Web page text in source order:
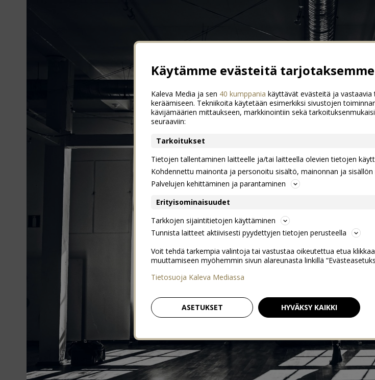
Käytämme evästeitä
Kaleva Media ja sen 40 kumppania käyttävät evästeitä ja
keräämiseen. Tekniikoita käytetään esimerkiksi sivustojen
kävijämäärien mittaukseen, markkinointiin sekä
seuraaviin:
Tarkoitukset
Tietojen tallentaminen laitteelle ja/tai laitteella olevien tietojen
Kohdennettu mainonta ja personoitu sisältö, mainonnan ja
Palvelujen kehittäminen ja parantaminen
Erityisominaisuudet
Tarkkojen sijaintitietojen käyttäminen
Tunnista laitteet aktiivisesti pyydettyjen tietojen perusteella
Voit tehdä tarkempia valintoja tai vastustaa oikeutettua etua
muuttamiseen myöhemmin sivun alareunasta linkillä
Tietosuoja Kaleva Mediassa
ASETUKSET HYVÄKSY KAIKKI